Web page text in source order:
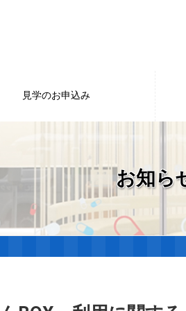
見学のお申込み
お知ら